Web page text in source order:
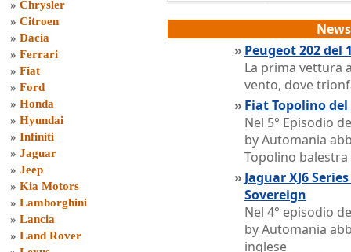
» Chrysler
» Citroen
» Dacia
» Ferrari
» Fiat
» Ford
» Honda
» Hyundai
» Infiniti
» Jaguar
» Jeep
» Kia Motors
» Lamborghini
» Lancia
» Land Rover
» Peugeot 202 del
La prima vettura
vento, dove
» Fiat Topolino
Nel 5° Episodio
by Automania
Topolino balestra
» Jaguar XJ6
Sovereign
Nel 4° episodio
by Automania
inglese